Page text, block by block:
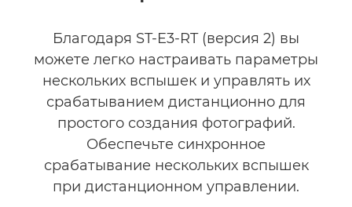
Благодаря ST-E3-RT (версия 2) вы
можете легко настраивать параметры
нескольких вспышек и управлять их
срабатыванием дистанционно для
простого создания фотографий.
Обеспечьте синхронное
срабатывание нескольких вспышек
при дистанционном управлении.